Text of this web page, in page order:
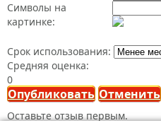
Символы на
картинке:
Срок использования:
Средняя оценка:
0
Опубликовать Отменить
Оставьте отзыв первым.